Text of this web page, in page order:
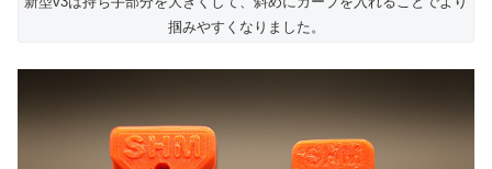
掴みやすくなりました。